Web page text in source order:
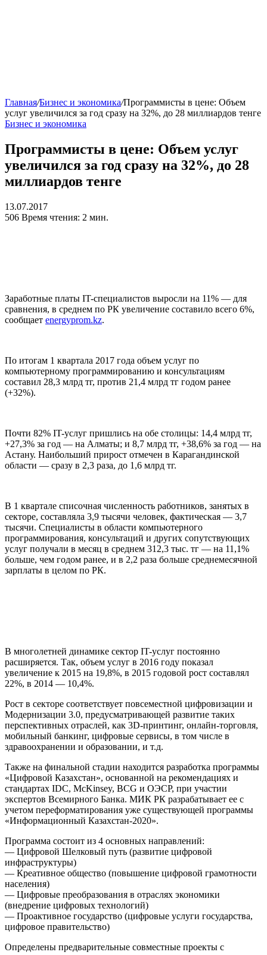
Главная/Бизнес и экономика/Программисты в цене: Объем
услуг увеличился за год сразу на 32%, до 28 миллиардов тенге
Бизнес и экономика
Программисты в цене: Объем услуг
увеличился за год сразу на 32%, до 28
миллиардов тенге
13.07.2017
506 Время чтения: 2 мин.
Заработные платы IT-специалистов выросли на 11% — для
сравнения, в среднем по РК увеличение составило всего 6%,
сообщает energyprom.kz.
По итогам 1 квартала 2017 года объем услуг по
компьютерному программированию и консультациям
составил 28,3 млрд тг, против 21,4 млрд тг годом ранее
(+32%).
Почти 82% IT-услуг пришлись на обе столицы: 14,4 млрд тг,
+27,3% за год — на Алматы; и 8,7 млрд тг, +38,6% за год — на
Астану. Наибольший прирост отмечен в Карагандинской
области — сразу в 2,3 раза, до 1,6 млрд тг.
В 1 квартале списочная численность работников, занятых в
секторе, составляла 3,9 тысячи человек, фактическая — 3,7
тысячи. Специалисты в области компьютерного
программирования, консультаций и других сопутствующих
услуг получали в месяц в среднем 312,3 тыс. тг — на 11,1%
больше, чем годом ранее, и в 2,2 раза больше среднемесячной
зарплаты в целом по РК.
В многолетней динамике сектор IT-услуг постоянно
расширяется. Так, объем услуг в 2016 году показал
увеличение к 2015 на 19,8%, в 2015 годовой рост составлял
22%, в 2014 — 10,4%.
Рост в секторе соответствует повсеместной цифровизации и
Модернизации 3.0, предусматривающей развитие таких
перспективных отраслей, как 3D-принтинг, онлайн-торговля,
мобильный банкинг, цифровые сервисы, в том числе в
здравоохранении и образовании, и т.д.
Также на финальной стадии находится разработка программы
«Цифровой Казахстан», основанной на рекомендациях и
стандартах IDC, McKinsey, BCG и ОЭСР, при участии
экспертов Всемирного Банка. МИК РК разрабатывает ее с
учетом переформатирования уже существующей программы
«Информационный Казахстан-2020».
Программа состоит из 4 основных направлений:
— Цифровой Шелковый путь (развитие цифровой
инфраструктуры)
— Креативное общество (повышение цифровой грамотности
населения)
— Цифровые преобразования в отраслях экономики
(внедрение цифровых технологий)
— Проактивное государство (цифровые услуги государства,
цифровое правительство)
Определены предварительные совместные проекты с